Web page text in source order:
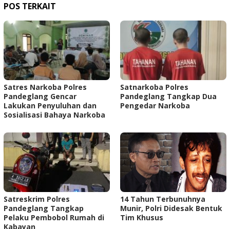
POS TERKAIT
Satres Narkoba Polres
Pandeglang Gencar
Lakukan Penyuluhan dan
Sosialisasi Bahaya Narkoba
Satnarkoba Polres
Pandeglang Tangkap Dua
Pengedar Narkoba
Satreskrim Polres
Pandeglang Tangkap
Pelaku Pembobol Rumah di
Kabayan
14 Tahun Terbunuhnya
Munir, Polri Didesak Bentuk
Tim Khusus